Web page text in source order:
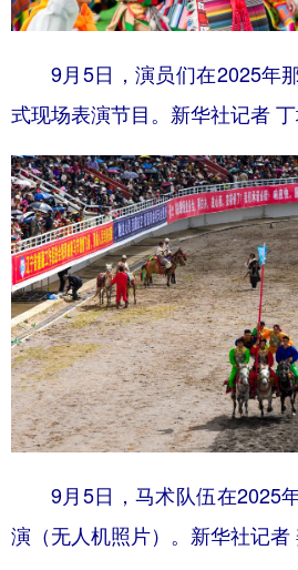
9月5日，演员们在2025年
式现场表演节目。新华社记者
9月5日，马术队伍在2025
演（无人机照片）。新华社记者